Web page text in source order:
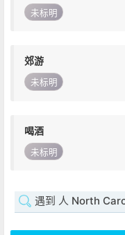
未标明
郊游
未标明
喝酒
未标明
遇到 人 North